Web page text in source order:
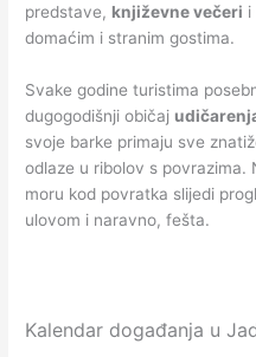
predstave, književne večeri i
domaćim i stranim gostima.
Svake godine turistima
dugogodišnji običaj
svoje barke primaju sve
odlaze u ribolov s povrazima.
moru kod povratka slijedi
ulovom i naravno, fešta.
Kalendar događanja u